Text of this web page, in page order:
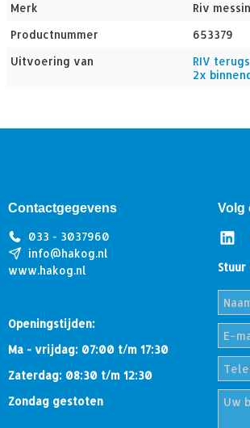
Merk
Riv
Productnummer
653379
Uitvoering van
RIV
2x
Contactgegevens
033 - 3037960
info@hakog.nl
www.hakog.nl
Openingstijden:
Ma - vrijdag: 07:00 t/m 17:30
Zaterdag: 08:30 t/m 12:30
Zondag gestoten
Volg